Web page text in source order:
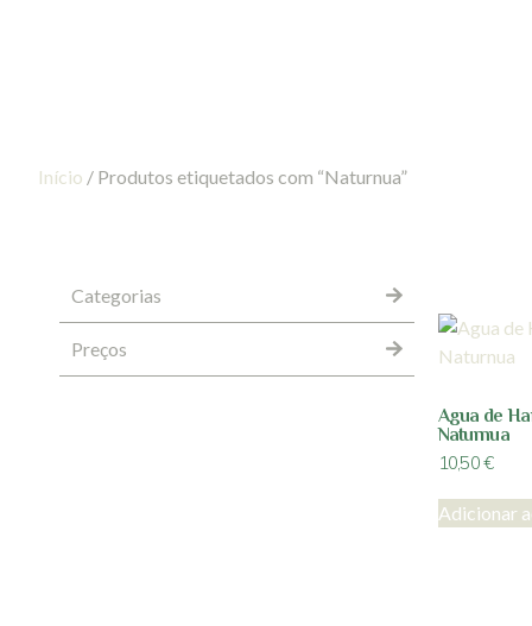
Início / Produtos etiquetados com “Naturnua”
Categorias
Preços
Agua de
Naturnua
10,50€
Adicionar